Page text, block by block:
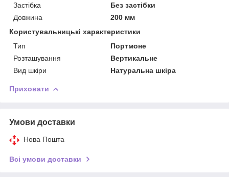
Застібка
Без застібки
Довжина
200 мм
Користувальницькі характеристики
Тип
Портмоне
Розташування
Вертикальне
Вид шкіри
Натуральна шкіра
Приховати
Умови доставки
Нова Пошта
Всі умови доставки